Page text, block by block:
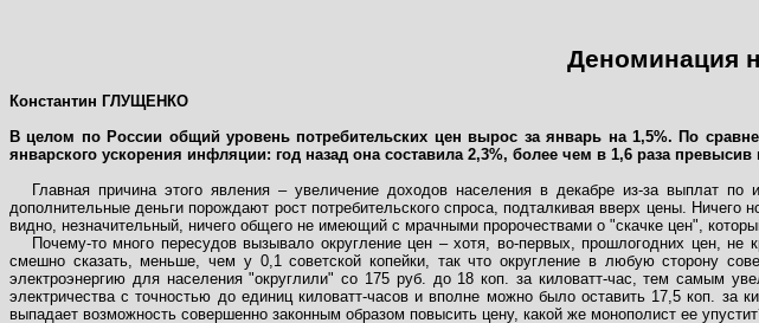
Деноминация
Константин ГЛУЩЕНКО
В целом по России общий уровень потребительских цен вырос за январь на 1,5%. По
январского ускорения инфляции: год назад она составила 2,3%, более чем в 1,6 раза превысив
Главная причина этого явления – увеличение доходов населения в декабре из-за выплат
дополнительные деньги порождают рост потребительского спроса, подталкивая вверх цены.
видно, незначительный, ничего общего не имеющий с мрачными пророчествами о "скачке цен",
Почему-то много пересудов вызывало округление цен – хотя, во-первых, прошлогодних цен,
смешно сказать, меньше, чем у 0,1 советской копейки, так что округление в любую сторону
электроэнергию для населения "округлили" со 175 руб. до 18 коп. за киловатт-час, тем самым
электричества с точностью до единиц киловатт-часов и вполне можно было оставить 17,5 коп.
выпадает возможность совершенно законным образом повысить цену, какой же монополист ее